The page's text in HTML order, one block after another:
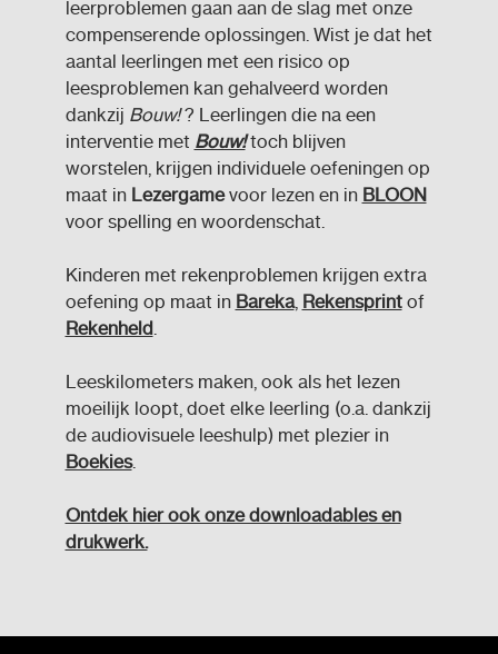
leerproblemen gaan aan de slag met onze
compenserende oplossingen. Wist je dat het
aantal leerlingen met een risico op
leesproblemen kan gehalveerd worden
dankzij Bouw!? Leerlingen die na een
interventie met Bouw!toch blijven
worstelen, krijgen individuele oefeningen op
maat in Lezergamevoor lezen en in BLOON
voor spelling en woordenschat.
Kinderen met rekenproblemen krijgen extra
oefening op maat in Bareka, Rekensprintof
Rekenheld.
Leeskilometers maken, ook als het lezen
moeilijk loopt, doet elke leerling (o.a. dankzij
de audiovisuele leeshulp) met plezier in
Boekies.
Ontdek hier ook onze downloadables en
drukwerk.